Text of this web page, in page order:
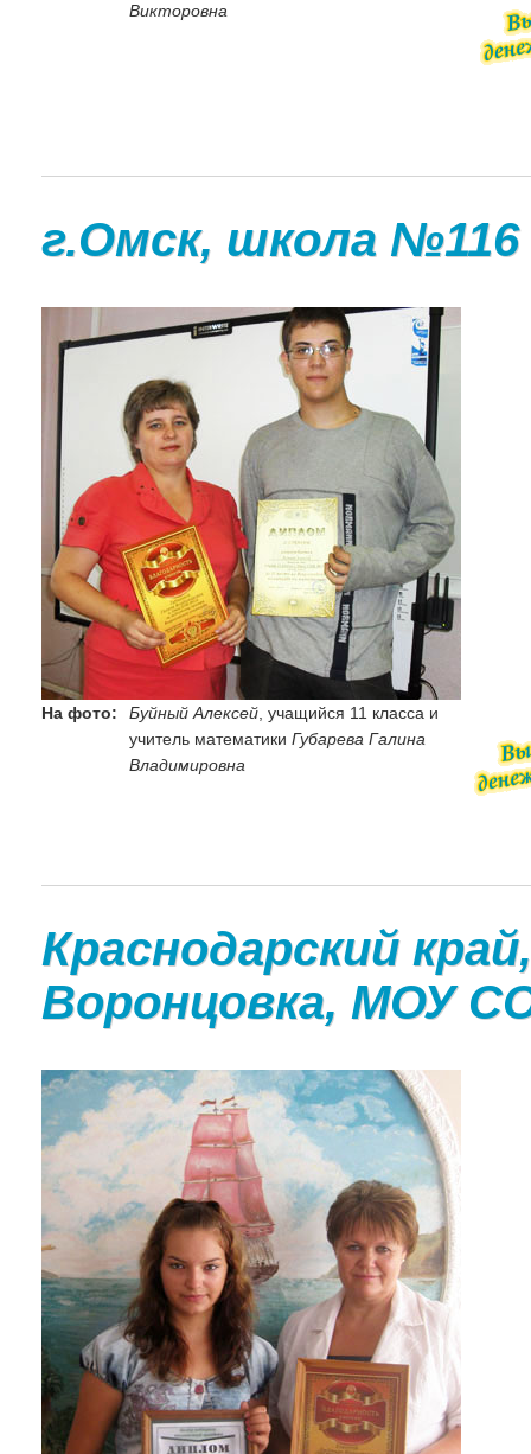
Викторовна
г.Омск, школа №116
На фото: Буйный Алексей , учащийся 11 класса и
учитель математики Губарева Галина
Владимировна
Краснодарский
Воронцовка, МОУ